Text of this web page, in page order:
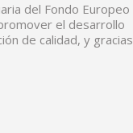
del Fondo Europeo
el desarrollo
de calidad, y gracias